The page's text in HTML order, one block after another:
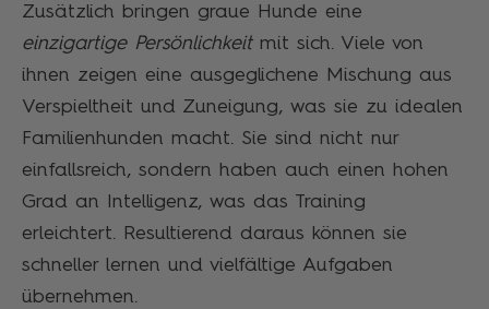
Zusätzlich bringen graue Hunde eine
einzigartige Persönlichkeitmit sich. Viele von
ihnen zeigen eine ausgeglichene Mischung aus
Verspieltheit und Zuneigung, was sie zu idealen
Familienhunden macht. Sie sind nicht nur
einfallsreich, sondern haben auch einen hohen
Grad an Intelligenz, was das Training
erleichtert. Resultierend daraus können sie
schneller lernen und vielfältige Aufgaben
übernehmen.